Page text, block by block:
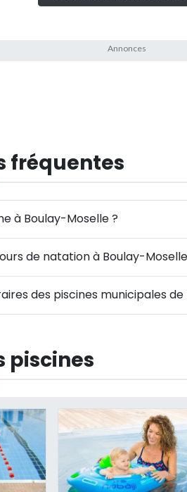
fréquentes
à Boulay-Moselle ?
de natation à Boulay-
des piscines municipales
piscines